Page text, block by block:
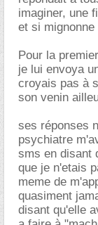
imaginer, une
et si
Pour la
je lui envoya
croyais pas à
son venin
ses réponses
psychiatre
sms en disant
que je n'etais
meme de
quasiment
disant qu'elle